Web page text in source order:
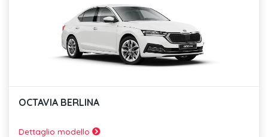
OCTAVIA BERLINA
Dettaglio modello